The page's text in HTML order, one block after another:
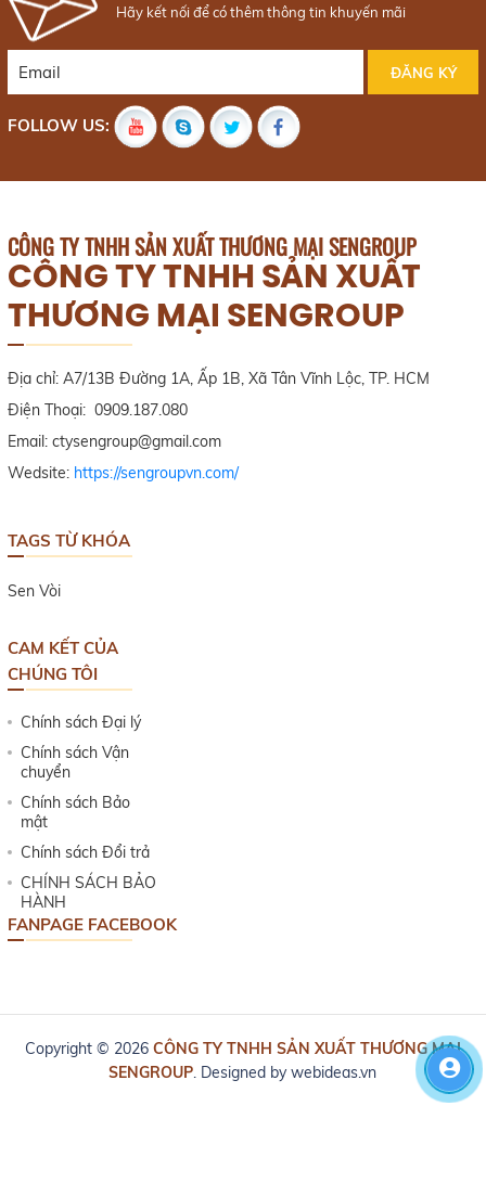
Hãy kết nối để có thêm thông tin khuyến mãi
FOLLOW US:
CÔNG TY TNHH SẢN XUẤT THƯƠNG MẠI SENGROUP
CÔNG TY TNHH SẢN XUẤT
THƯƠNG MẠI SENGROUP
Địa chỉ: A7/13B Đường 1A, Ấp 1B, Xã Tân Vĩnh Lộc, TP. HCM
Điện Thoại: 0909.187.080
Email: ctysengroup@gmail.com
Wedsite: https://sengroupvn.com/
TAGS TỪ KHÓA
Sen Vòi
CAM KẾT CỦA
CHÚNG TÔI
Chính sách Đại lý
Chính sách Vận
chuyển
Chính sách Bảo
mật
Chính sách Đổi trả
CHÍNH SÁCH BẢO
HÀNH
FANPAGE FACEBOOK
Copyright © 2026 CÔNG TY TNHH SẢN XUẤT THƯƠNG MẠI
SENGROUP. Designed bywebideas.vn